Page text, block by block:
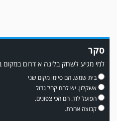
משחק אימון: שדרות גברה על מ.ס. דימונה 1-4.
סקר
למי מגיע לשחק בליגה א דרום במקום
בית שמש. הם סיימו מקום שני
אשקלון. יש להם קהל גדול
הפועל לוד. הם הכי צפונים.
קבוצה אחרת.